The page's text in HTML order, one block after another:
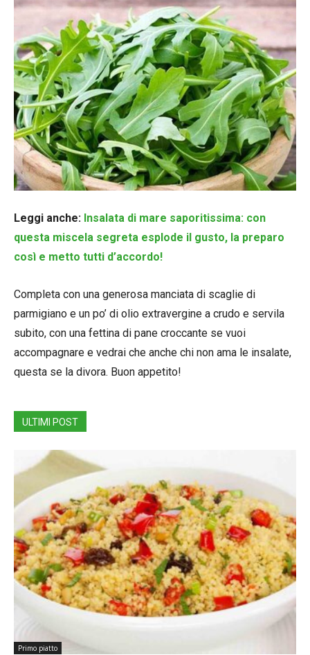
Leggi anche: Insalata di mare saporitissima: con
questa miscela segreta esplode il gusto, la preparo
così e metto tutti d’accordo!
Completa con una generosa manciata di scaglie di
parmigiano e un po’ di olio extravergine a crudo e servila
subito, con una fettina di pane croccante se vuoi
accompagnare e vedrai che anche chi non ama le insalate,
questa se la divora. Buon appetito!
ULTIMI POST
Primo piatto